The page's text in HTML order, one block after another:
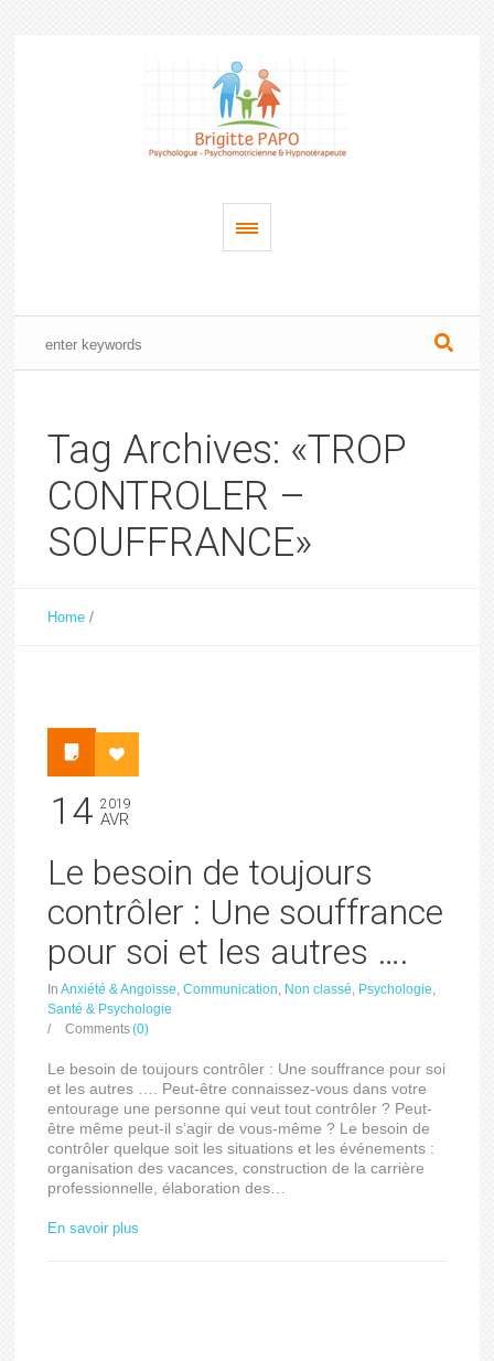
Tag Archives: «TROP
CONTROLER –
SOUFFRANCE»
Home /
14 2019
AVR
Le besoin de toujours
contrôler : Une souffrance
pour soi et les autres ….
InAnxiété & Angoisse,Communication, Non classé, Psychologie,
Santé & Psychologie
/
Comments(0)
Le besoin de toujours contrôler : Une souffrance pour soi
et les autres …. Peut-être connaissez-vous dans votre
entourage une personne qui veut tout contrôler ? Peut-
être même peut-il s’agir de vous-même ? Le besoin de
contrôler quelque soit les situations et les événements :
organisation des vacances, construction de la carrière
professionnelle, élaboration des…
En savoir plus